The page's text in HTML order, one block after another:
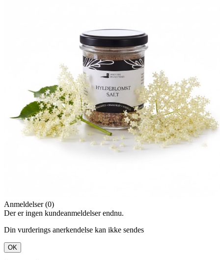
Anmeldelser (0)
Der er ingen kundeanmeldelser endnu.
Din vurderings anerkendelse kan ikke sendes
OK